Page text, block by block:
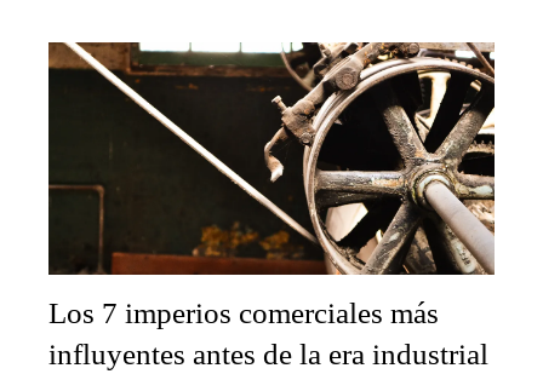
Los 7 imperios comerciales más
influyentes antes de la era industrial